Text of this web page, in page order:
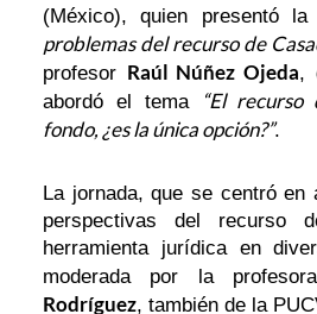
(México), quien presentó la
problemas del recurso de
profesor Raúl Núñez Ojeda,
abordó el tema
“El
fondo, ¿es la única opción?”.
La jornada, que se centró
perspectivas del recurso
herramienta jurídica en
moderada por la
Rodríguez, también de la